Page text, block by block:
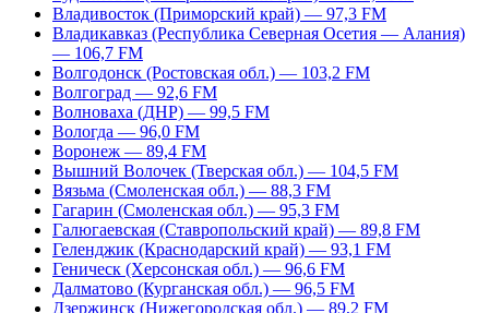
Владивосток (Приморский край) — 97,3 FM
Владикавказ (Республика Северная Осетия — Алания)
— 106,7 FM
Волгодонск (Ростовская обл.) — 103,2 FM
Волгоград — 92,6 FM
Волноваха (ДНР) — 99,5 FM
Вологда — 96,0 FM
Воронеж — 89,4 FM
Вышний Волочек (Тверская обл.) — 104,5 FM
Вязьма (Смоленская обл.) — 88,3 FM
Гагарин (Смоленская обл.) — 95,3 FM
Галюгаевская (Ставропольский край) — 89,8 FM
Геленджик (Краснодарский край) — 93,1 FM
Геническ (Херсонская обл.) — 96,6 FM
Далматово (Курганская обл.) — 96,5 FM
Дзержинск (Нижегородская обл.) — 89,2 FM